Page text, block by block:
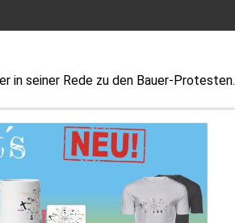
in seiner Rede zu den Bauer-Protesten.